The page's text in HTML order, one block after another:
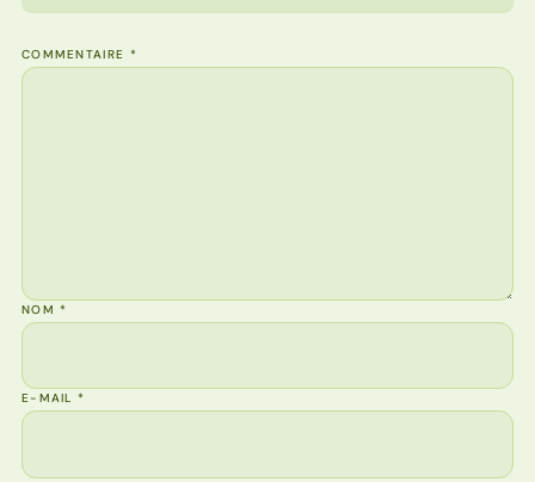
COMMENTAIRE *
NOM*
E-MAIL*